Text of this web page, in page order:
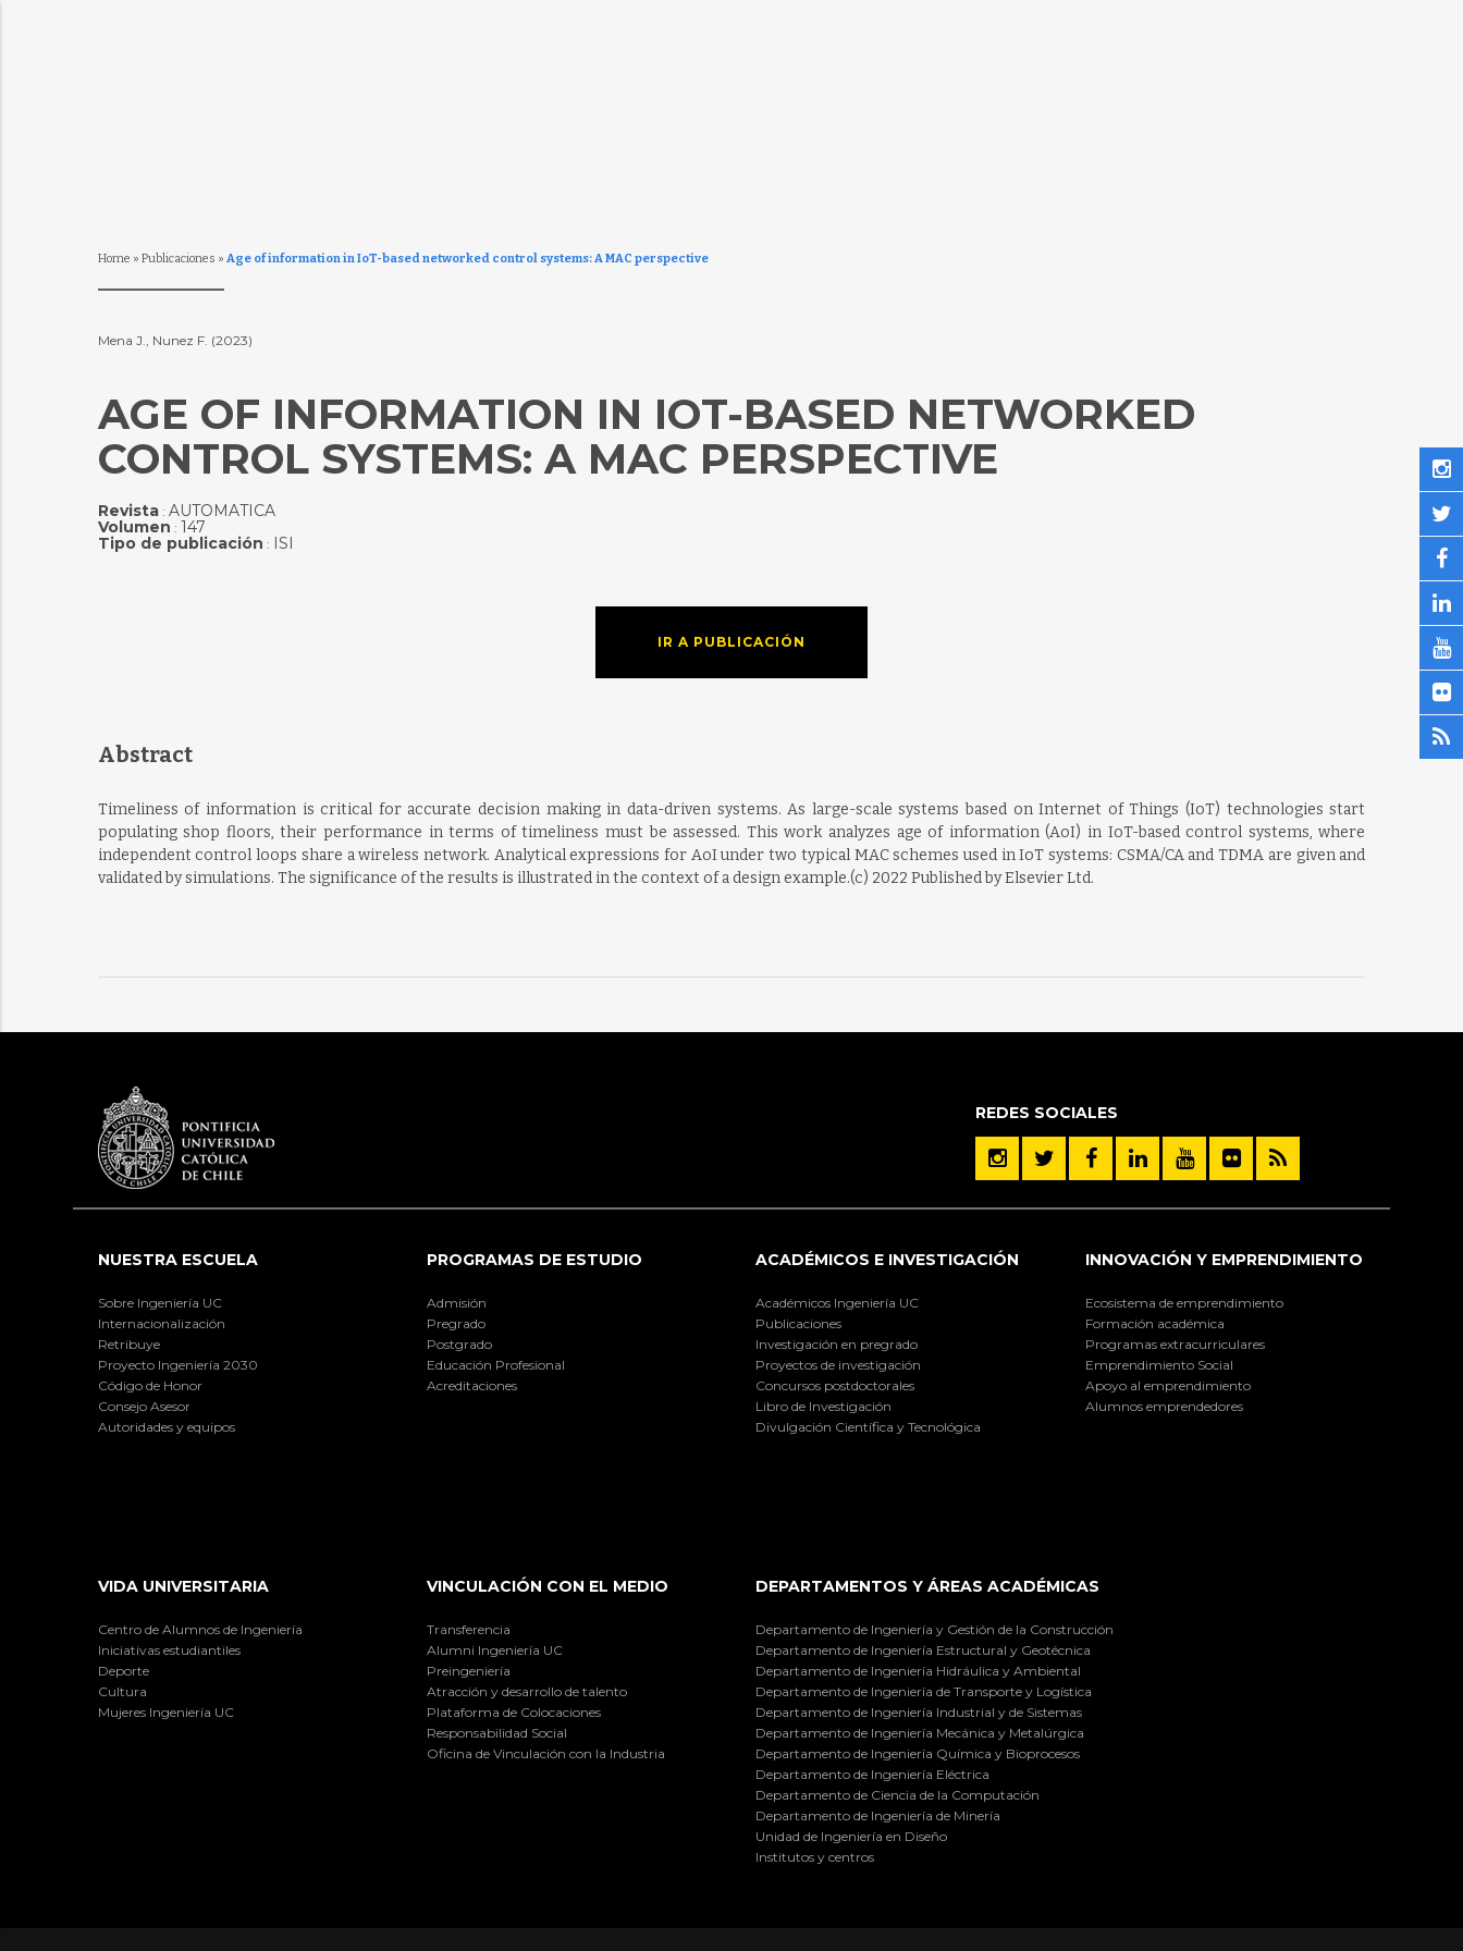
Home » Publicaciones » Age of information in IoT-based networked control systems: A MAC perspective
Mena J., Nunez F. (2023)
AGE OF INFORMATION IN IOT-BASED NETWORKED
CONTROL SYSTEMS: A MAC PERSPECTIVE
Revista: AUTOMATICA
Volumen : 147
Tipo de publicación : ISI
IR A PUBLICACIÓN
Abstract
Timeliness of information is critical for accurate decision making in data-driven systems. As large-scale systems based on Internet of Things (IoT) technologies start
populating shop floors, their performance in terms of timeliness must be assessed. This work analyzes age of information (AoI) in IoT-based control systems, where
independent control loops share a wireless network. Analytical expressions for AoI under two typical MAC schemes used in IoT systems: CSMA/CA and TDMA are given and
validated by simulations. The significance of the results is illustrated in the context of a design example.(c) 2022 Published by Elsevier Ltd.
REDES SOCIALES
NUESTRA ESCUELA
Sobre Ingeniería UC
Internacionalización
Retribuye
Proyecto Ingeniería 2030
Código de Honor
Consejo Asesor
Autoridades y equipos
PROGRAMAS DE ESTUDIO
Admisión
Pregrado
Postgrado
Educación Profesional
Acreditaciones
ACADÉMICOS E INVESTIGACIÓN
Académicos Ingeniería UC
Publicaciones
Investigación en pregrado
Proyectos de investigación
Concursos postdoctorales
Libro de Investigación
Divulgación Científica y Tecnológica
INNOVACIÓN Y EMPRENDIMIENTO
Ecosistema de emprendimiento
Formación académica
Programas extracurriculares
Emprendimiento Social
Apoyo al emprendimiento
Alumnos emprendedores
VIDA UNIVERSITARIA
Centro de Alumnos de Ingeniería
Iniciativas estudiantiles
Deporte
Cultura
Mujeres Ingeniería UC
VINCULACIÓN CON EL MEDIO
Transferencia
Alumni Ingeniería UC
Preingeniería
Atracción y desarrollo de talento
Plataforma de Colocaciones
Responsabilidad Social
Oficina de Vinculación con la Industria
DEPARTAMENTOS Y ÁREAS ACADÉMICAS
Departamento de Ingeniería y Gestión de la Construcción
Departamento de Ingeniería Estructural y Geotécnica
Departamento de Ingeniería Hidráulica y Ambiental
Departamento de Ingeniería de Transporte y Logística
Departamento de Ingeniería Industrial y de Sistemas
Departamento de Ingeniería Mecánica y Metalúrgica
Departamento de Ingeniería Química y Bioprocesos
Departamento de Ingeniería Eléctrica
Departamento de Ciencia de la Computación
Departamento de Ingeniería de Minería
Unidad de Ingeniería en Diseño
Institutos y centros